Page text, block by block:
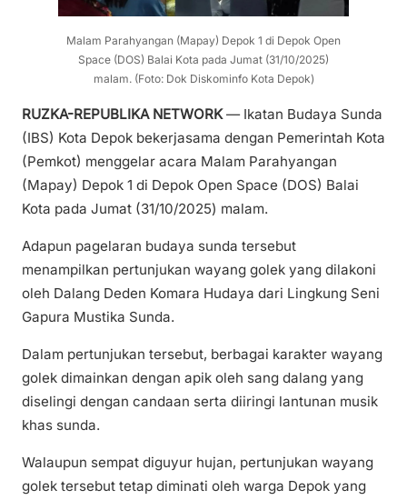
Malam Parahyangan (Mapay) Depok 1 di Depok Open
Space (DOS) Balai Kota pada Jumat (31/10/2025)
malam. (Foto: Dok Diskominfo Kota Depok)
RUZKA-REPUBLIKA NETWORK— Ikatan Budaya Sunda
(IBS) Kota Depok bekerjasama dengan Pemerintah Kota
(Pemkot) menggelar acara Malam Parahyangan
(Mapay) Depok 1 di Depok Open Space (DOS) Balai
Kota pada Jumat (31/10/2025) malam.
Adapun pagelaran budaya sunda tersebut
menampilkan pertunjukan wayang golek yang dilakoni
oleh Dalang Deden Komara Hudaya dari Lingkung Seni
Gapura Mustika Sunda.
Dalam pertunjukan tersebut, berbagai karakter wayang
golek dimainkan dengan apik oleh sang dalang yang
diselingi dengan candaan serta diiringi lantunan musik
khas sunda.
Walaupun sempat diguyur hujan, pertunjukan wayang
golek tersebut tetap diminati oleh warga Depok yang